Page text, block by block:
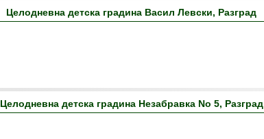
Целодневна детска градина Васил Левски, Разград
Целодневна детска градина Незабравка No 5, Разград